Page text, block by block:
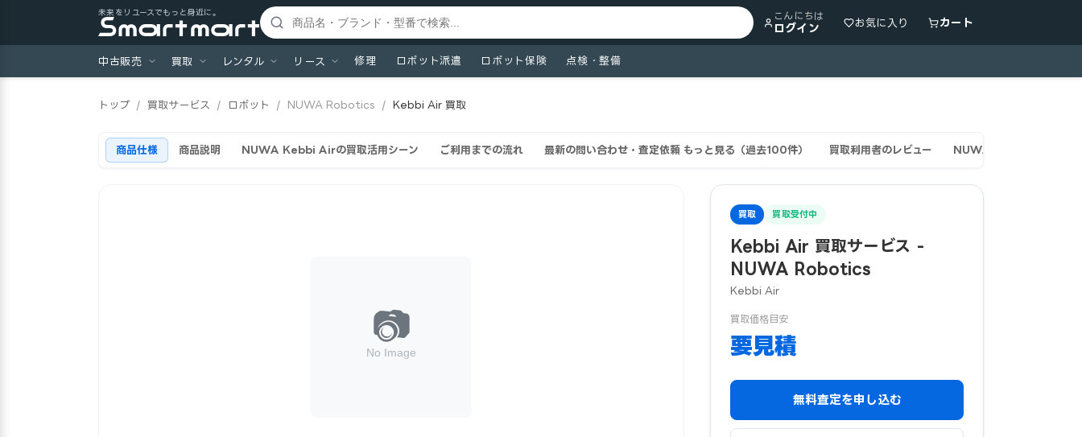
未来をリユースでもっと身近に。 こんにちは
ログイン お気に入り カート
中古販売 買取 レンタル リース 修理 ロボット派遣 ロボット保険 点検・整備
トップ / 買取サービス / ロボット / NUWA Robotics / Kebbi Air 買取
商品仕様 商品説明 NUWA Kebbi Airの買取活用シーン ご利用までの流れ 最新の問い合わせ・査定依頼 もっと見る（過去100件） 買取利用者のレビュー NUWA Robotics
買取 買取受付中
Kebbi Air 買取サービス -
NUWA Robotics
Kebbi Air
買取価格目安
要見積
無料査定を申し込む